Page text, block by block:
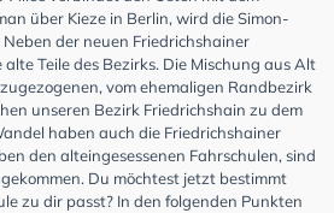
über Kieze in Berlin, wird die Simon-
der neuen Friedrichshainer
alte Teile des Bezirks. Die Mischung aus Alt
vom ehemaligen Randbezirk
unseren Bezirk Friedrichshain zu dem
haben auch die Friedrichshainer
den alteingesessenen Fahrschulen, sind
Du möchtest jetzt bestimmt
zu dir passt? In den folgenden Punkten